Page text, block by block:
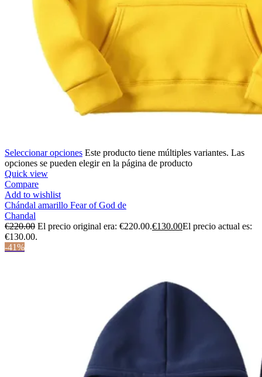
Seleccionar opciones Este producto tiene múltiples variantes. Las
opciones se pueden elegir en la página de producto
Quick view
Compare
Add to wishlist
Chándal amarillo Fear of God de
Chandal
€220.00 El precio original era: €220.00.€130.00El precio actual es:
€130.00.
-41%